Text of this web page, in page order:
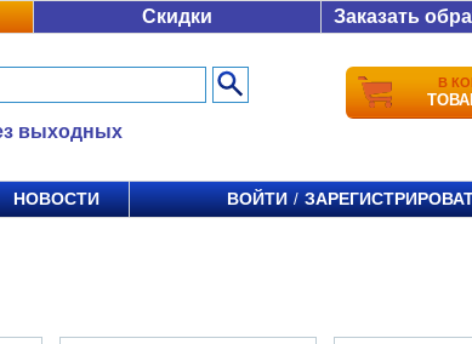
Скидки Заказать
выходных
В
НОВОСТИ ВОЙТИ /